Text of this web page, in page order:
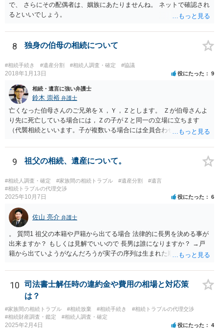
で、 さらにその配偶者は、姻族にあたりませんね。 ネットで確認され
るといいでしょう。
8 独身の伯母の相続について
#相続手続き #遺産分割 #相続人調査・確定 #協議
2018年1月13日 役にたった 9
相続・遺言に強い弁護士
鈴木 崇裕 弁護士
亡くなった伯母さんのご兄弟をＸ，Ｙ，Ｚとします。 Ｚが伯母さんよ
り先に死亡している場合には，Ｚの子がＺと同一の立場に立ちます
（代襲相続といいます。子が複数いる場合には全員合わせてＺと同一
つの相続分を有していますので， そのことを前提として，遺産分割協
議をすることになります（必ずしも３分の１ずつにしなくても，合意
ができれば構いません。）。 今後の対応としては， ①伯母さんの相続
財産（遺産）の全容を整理する（預貯金，有価証券，不動産等の有無
を調べることになります。） ②相続財産に照らし，相続税の申告の準
備をする（税理士の先生にご相談ください。） ③遺産分割協議をする
（ご本人同士で行っても構いませんし，弁護士に相談することもよろ
しいと思います。） ことになります。
9 祖父の相続、遺産について。
#相続人調査・確定 #家族間の相続トラブル #遺産分割
#遺言
#相続トラブルの代理交渉
2025年10月7日 役にたった 6
佐山 亮介 弁護士
。 質問1 祖父の本籍や戸籍から出てる場合 法律的に長男を決める事が
出来ますか？ もしくは見解でいいので 長男は誰になりますか？ →戸
籍から出ていようがなんだろうが実子の序列は生まれた順ですから、
書が腹違いの長男に向けてある場合 書かれてる内容が最優先にされる
のですか？ →遺書というのが、法律上の遺言の形式を守っている限り
はそのとおりです。 質問3 父が腹違いの長男に法律的に優位になれそ
うな事はありますか？ →遺言が有効な場合、優位に立つことはできま
せんが、お祖父様が認知症であるなどの「遺言が作れないはずの事
情」があるならば①遺言無効確認の訴えを起こすのは一つの手です。
10
司法書士解任時の違約金や費用の相場と対応策
は？
#家族間の相続トラブル #相続放棄 #相続手続き
#相続トラブルの代理交渉
#相続財産調査・鑑定
#相続人調査・確定
2025年2月4日 役にたった 4